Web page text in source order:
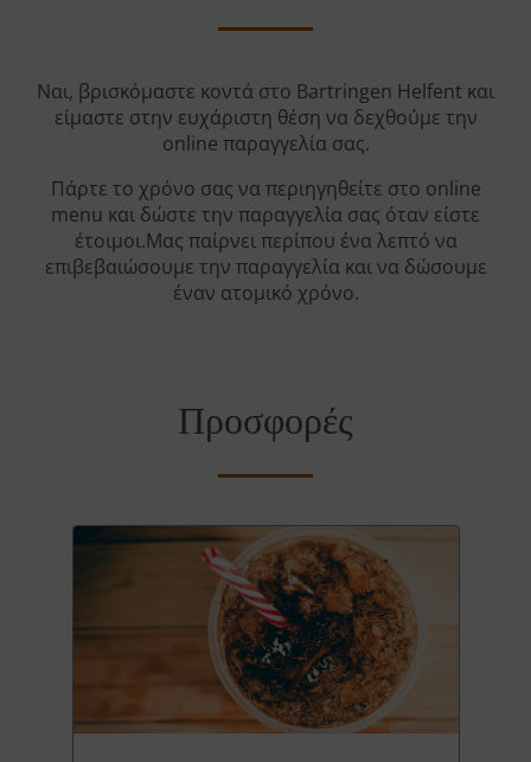
Ναι, βρισκόμαστε κοντά στο Bartringen Helfent και
είμαστε στην ευχάριστη θέση να δεχθούμε την
online παραγγελία σας.
Πάρτε το χρόνο σας να περιηγηθείτε στο online
menu και δώστε την παραγγελία σας όταν είστε
έτοιμοι.Μας παίρνει περίπου ένα λεπτό να
επιβεβαιώσουμε την παραγγελία και να δώσουμε
έναν ατομικό χρόνο.
Προσφορές